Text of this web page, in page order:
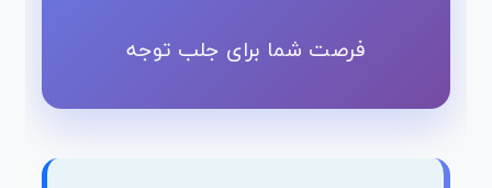
فرصت شما برای جلب توجه